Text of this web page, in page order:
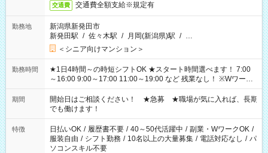
交通費 交通費全額支給※規定有
勤務地
新潟県新発田市
新発田駅 / 佐々木駅 / 月岡(新潟県)駅 / …
＜シニア向けマンション＞
勤務時間
★1日4時間～の時短シフトOK ★スタート時間選べます！ 7:00
～16:00 9:00～17:00 11:00～19:00 など 残業なし！ ※Wワーク
の場合、他のお仕事と合わせ週40時間超の就業はご案内できま
せん ※法令に基づき、週20時間以上勤務は社会保険への加入対
象となります ※労働者派遣法（日雇い派遣の原則禁止）によ
り、短時間・短期間の就業はご案内が難しい場合があります
期間
開始日はご相談ください！ ★急募 ★職場が気に入れば、長期
でも働けます！
特徴 日払いOK / 履歴書不要 / 40～50代活躍中 / 副業・WワークOK /
服装自由 / シフト勤務 / 10名以上の大量募集 / 電話対応なし / パ
ソコンスキル不要